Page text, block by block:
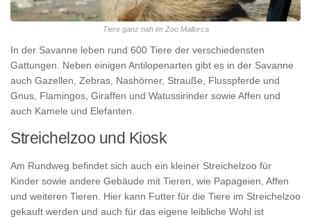
Tiere ganz nah im Zoo Mallorca
In der Savanne leben rund 600 Tiere der verschiedensten
Gattungen. Neben einigen Antilopenarten gibt es in der Savanne
auch Gazellen, Zebras, Nashörner, Strauße, Flusspferde und
Gnus, Flamingos, Giraffen und Watussirinder sowie Affen und
auch Kamele und Elefanten.
Streichelzoo und Kiosk
Am Rundweg befindet sich auch ein kleiner Streichelzoo für
Kinder sowie andere Gebäude mit Tieren, wie Papageien, Affen
und weiteren Tieren. Hier kann Futter für die Tiere im Streichelzoo
gekauft werden und auch für das eigene leibliche Wohl ist